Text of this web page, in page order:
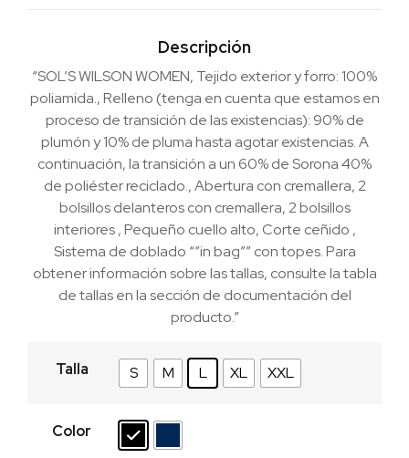
Descripción
“SOL’S WILSON WOMEN, Tejido exterior y forro: 100%
poliamida., Relleno (tenga en cuenta que estamos en
proceso de transición de las existencias): 90% de
plumón y 10% de pluma hasta agotar existencias. A
continuación, la transición a un 60% de Sorona 40%
de poliéster reciclado., Abertura con cremallera, 2
bolsillos delanteros con cremallera, 2 bolsillos
interiores , Pequeño cuello alto, Corte ceñido ,
Sistema de doblado “”in bag”” con topes. Para
obtener información sobre las tallas, consulte la tabla
de tallas en la sección de documentación del
producto.”
Talla S M L XL XXL
Color